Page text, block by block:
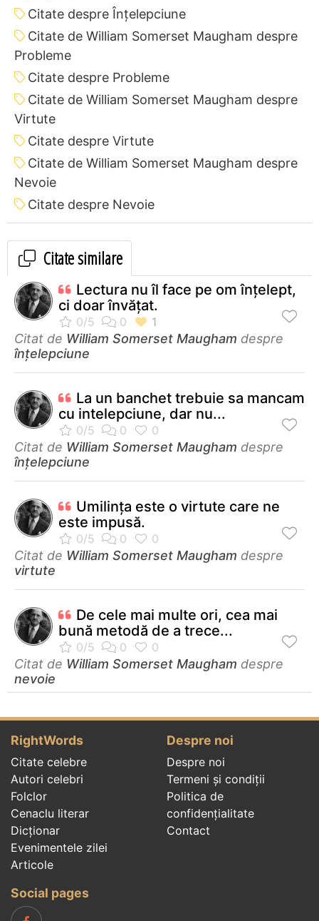
Citate despre Înțelepciune
Citate de William Somerset Maugham despre
Probleme
Citate despre Probleme
Citate de William Somerset Maugham despre
Virtute
Citate despre Virtute
Citate de William Somerset Maugham despre
Nevoie
Citate despre Nevoie
Citate similare
Lectura nu îl face pe om înţelept,
ci doar învăţat.
Citat de William Somerset Maugham despre
înțelepciune
La un banchet trebuie sa mancam
cu intelepciune, dar nu...
Citat de William Somerset Maugham despre
înțelepciune
Umilinţa este o virtute care ne
este impusă.
Citat de William Somerset Maugham despre
virtute
De cele mai multe ori, cea mai
bună metodă de a trece...
Citat de William Somerset Maugham despre
nevoie
RightWords
Citate celebre
Autori celebri
Folclor
Cenaclu literar
Dicționar
Evenimentele zilei
Articole
Despre noi
Despre noi
Termeni și condiții
Politica de
confidenţialitate
Contact
Social pages